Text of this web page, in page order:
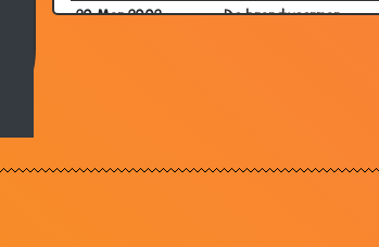
20 Mar 2002
De brandweerman
25 Feb 2002
Varken